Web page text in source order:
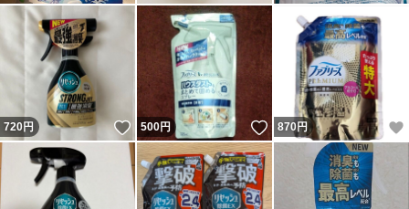
720円 いいね！
500円 いいね！
870円